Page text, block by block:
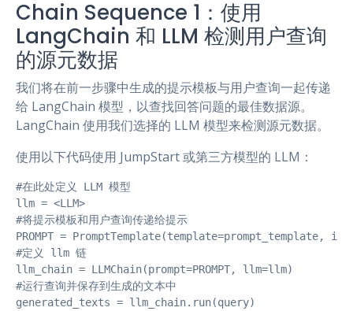
Chain Sequence 1：使用
LangChain 和 LLM 检测用户查询
的源元数据
我们将在前一步骤中生成的提示模板与用户查询一起传递
给 LangChain 模型，以查找回答问题的最佳数据源。
LangChain 使用我们选择的 LLM 模型来检测源元数据。
使用以下代码使用 JumpStart 或第三方模型的 LLM：
#在此处定义 LLM 模型
llm = <LLM>
#将提示模板和用户查询传递给提示
PROMPT = PromptTemplate(template=prompt_template,
#定义 llm 链
llm_chain = LLMChain(prompt=PROMPT, llm=llm)
#运行查询并保存到生成的文本中
generated_texts = llm_chain.run(query)